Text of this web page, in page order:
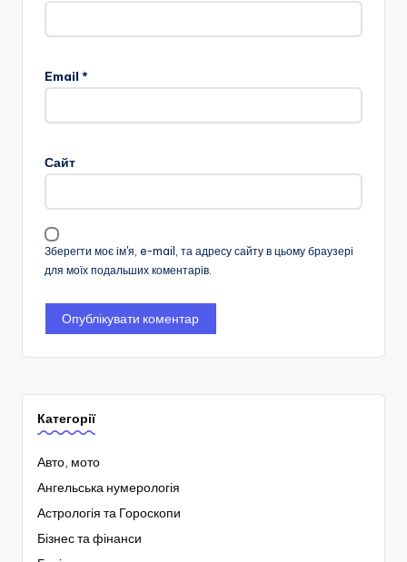
Email *
Сайт
Зберегти моє ім'я, e-mail, та адресу сайту в цьому браузері
для моїх подальших коментарів.
Категорії
Авто, мото
Ангельська нумерологія
Астрологія та Гороскопи
Бізнес та фінанси